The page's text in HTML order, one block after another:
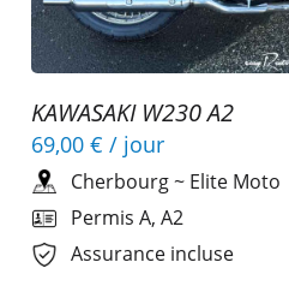
KAWASAKI W230 A2
69,00 € / jour
Cherbourg~ Elite Moto
Permis A, A2
Assurance incluse